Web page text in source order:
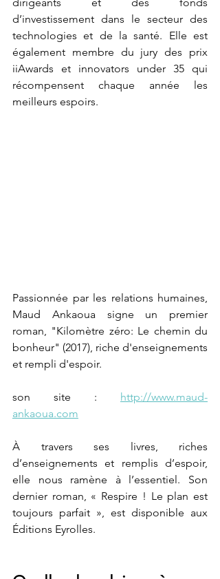
d’investissement dans le secteur des
technologies et de la santé. Elle est
également membre du jury des prix
iiAwards et innovators under 35 qui
récompensent chaque année les
meilleurs espoirs.
Passionnée par les relations humaines,
Maud Ankaoua signe un premier
roman, "Kilomètre zéro: Le chemin du
bonheur" (2017), riche d'enseignements
et rempli d'espoir.
son site : http://www.maud-
ankaoua.com
À travers ses livres, riches
d’enseignements et remplis d’espoir,
elle nous ramène à l’essentiel. Son
dernier roman, « Respire ! Le plan est
toujours parfait », est disponible aux
Éditions Eyrolles.